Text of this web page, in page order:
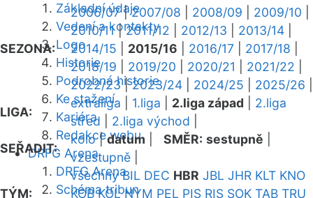
Základní údaje
Vedení a kontakty
Logo
Historie
Podrobná historie
Ke stažení
Kariéra
Redakce webu
DRFG Arena
DRFG Arena
Schéma tribun
SEZONA:
2006/07|2007/08 2008/09 2009/10
2010/11|2011/12 2012/13 2013/14
2014/15
2015/16 2016/17 2017/18
2018/19
2019/20 2020/21 2021/22
2022/23|2023/24 2024/25 2025/26
LIGA:
extraliga 1.liga 2.liga západ
2.liga
střed
2.liga východ
SEŘADIT:
kolo|datum SMĚR: sestupně
vzestupně
TÝM:
všechny BIL DEC HBR JBL JHR KLT KNO
KOB KOL NYM PEL PIS RIS SOK TAB TRU